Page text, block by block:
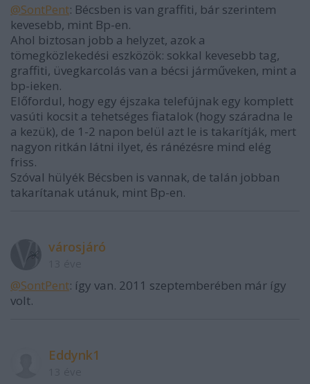
@SontPent: Bécsben is van graffiti, bár szerintem
kevesebb, mint Bp-en.
Ahol biztosan jobb a helyzet, azok a
tömegközlekedési eszközök: sokkal kevesebb tag,
graffiti, üvegkarcolás van a bécsi járműveken, mint a
bp-ieken.
Előfordul, hogy egy éjszaka telefújnak egy komplett
vasúti kocsit a tehetséges fiatalok (hogy száradna le
a kezük), de 1-2 napon belül azt le is takarítják, mert
nagyon ritkán látni ilyet, és ránézésre mind elég
friss.
Szóval hülyék Bécsben is vannak, de talán jobban
takarítanak utánuk, mint Bp-en.
városjáró
@SontPent: így van. 2011 szeptemberében már így
volt.
Eddynk1